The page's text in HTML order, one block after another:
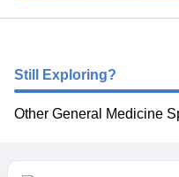
Still Exploring?
Other General Medicine